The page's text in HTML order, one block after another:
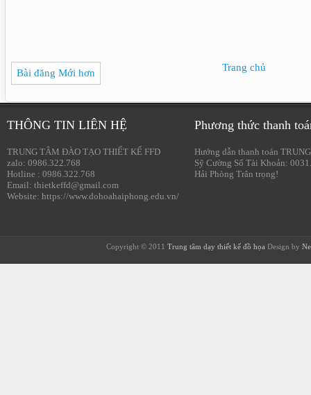
Bài đăng Mới hơn Trang chủ
THÔNG TIN LIÊN HỆ
TRUNG TÂM ĐÀO TẠO THIẾT KẾ FFD
zalo: 0986.322.768
Hotline : 0986.322.768
Email: thietkeffd@gmail.com
Website: https://www.dohoahaiphong.edu.vn/
Phương thức thanh
Hướng dẫn thanh toán
Sỹ Cường Số Tài Khoản:
Hải Phòng Trân trọng!
Copyright © 2011 Trung tâm dạy thiết kế đồ họa Design by